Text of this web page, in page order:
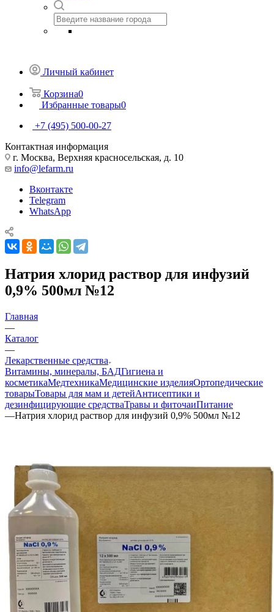
Личный кабинет
Корзина0
Избранные товары0
+7 (495) 500-00-27
Контактная информация
г. Москва, Верхняя красносельская, д. 10
info@lefarm.ru
Вконтакте
Telegram
WhatsApp
Натрия хлорид раствор для инфузий
0,9% 500мл №12
Главная
—
Каталог
—
Лекарственные средства
Витамины, минералы, БАДГигиена и
косметикаМедтехникаМедицинские изделияОртопедические
товарыТовары для мам и детейАнтисептики и
дезинфицирующие средстваТравы и фиточаиПитание
—Натрия хлорид раствор для инфузий 0,9% 500мл №12